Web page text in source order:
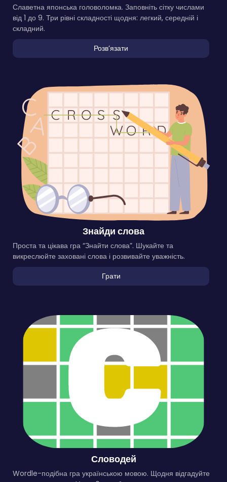
Славетна японська головоломка. Заповніть сітку числами
від 1 до 9. Три рівні складності щодня: легкий, середній і
складний.
Розвʼязати
Знайди слова
Проста та цікава гра “Знайти слова”. Шукайте та
викреслюйте заховані слова і розвивайте уважність.
Грати
Словодей
Wordle-подібна гра українською мовою. Щодня відгадуйте